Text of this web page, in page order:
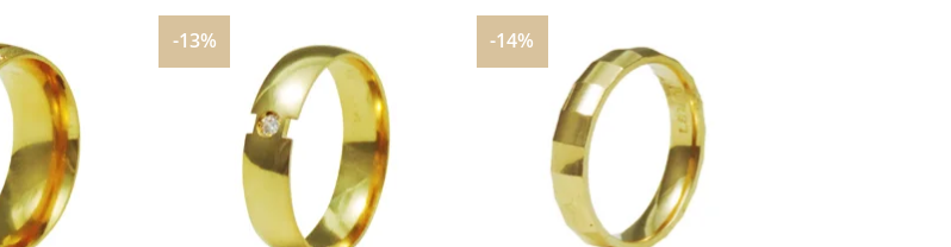
meus
desejos
-13%
desejos
-14%
desejos